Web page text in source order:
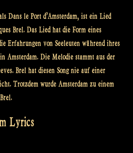
Dans le Port d’Amsterdam, ist ein Lied
Brel. Das Lied hat die Form eines
Erfahrungen von Seeleuten während ihres
Amsterdam. Die Melodie stammt aus der
Brel hat diesen Song nie auf einer
Trotzdem wurde Amsterdam zu einem
Lyrics